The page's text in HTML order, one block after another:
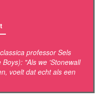
professor Sels
"Als we 'Stonewall
voelt dat echt als een